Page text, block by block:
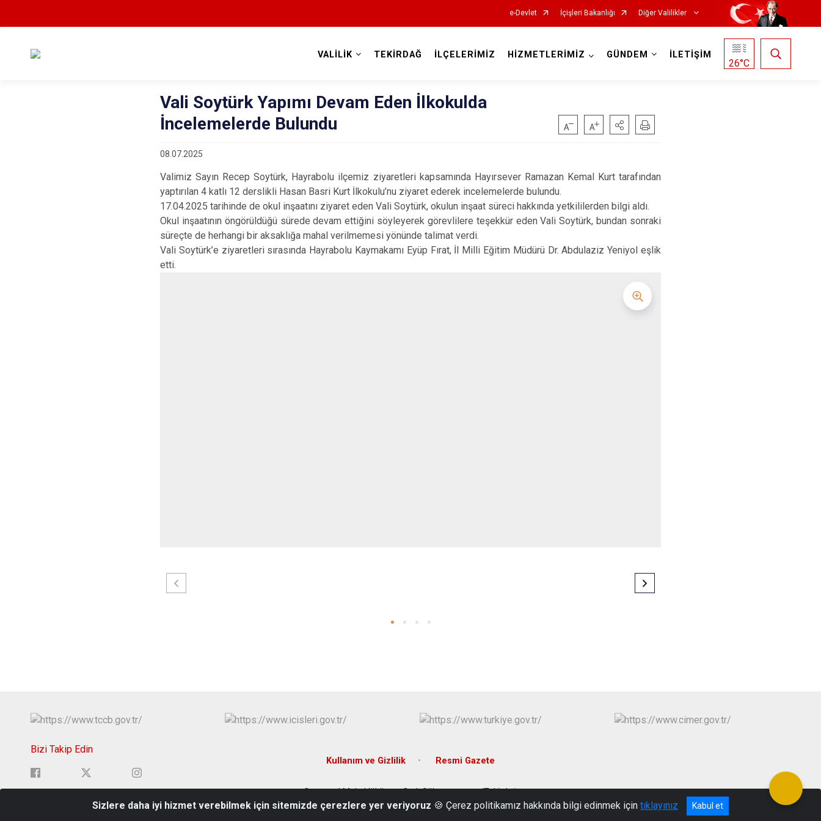
e-Devlet İçişleri Bakanlığı Diğer Valilikler
VALİLİK TEKİRDAĞ İLÇELERİMİZ HİZMETLERİMİZ GÜNDEM İLETİŞİM
26°C
Vali Soytürk Yapımı Devam Eden İlkokulda
İncelemelerde Bulundu
08.07.2025
Valimiz Sayın Recep Soytürk, Hayrabolu ilçemiz ziyaretleri kapsamında Hayırsever Ramazan Kemal Kurt tarafından
yaptırılan 4 katlı 12 derslikli Hasan Basri Kurt İlkokulu’nu ziyaret ederek incelemelerde bulundu.
17.04.2025 tarihinde de okul inşaatını ziyaret eden Vali Soytürk, okulun inşaat süreci hakkında yetkililerden bilgi aldı.
Okul inşaatının öngörüldüğü sürede devam ettiğini söyleyerek görevlilere teşekkür eden Vali Soytürk, bundan sonraki
süreçte de herhangi bir aksaklığa mahal verilmemesi yönünde talimat verdi.
Vali Soytürk’e ziyaretleri sırasında Hayrabolu Kaymakamı Eyüp Fırat, İl Milli Eğitim Müdürü Dr. Abdulaziz Yeniyol eşlik
etti.
Bizi Takip Edin
Kullanım ve Gizlilik Resmi Gazete
Ortacami Mah. Hükümet Cad. Süleymanpaşa/Tekirdağ
0282 262 80 80
Sizlere daha iyi hizmet verebilmek için sitemizde çerezlere yer veriyoruz 🍪 Çerez politikamız hakkında bilgi edinmek için tıklayınız Kabul et